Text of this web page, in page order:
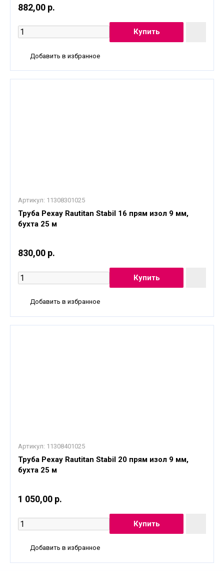
882,00 р.
Добавить в избранное
Артикул: 11308301025
Труба Рехау Rautitan Stabil 16 прям изол 9 мм,
бухта 25 м
830,00 р.
Добавить в избранное
Артикул: 11308401025
Труба Рехау Rautitan Stabil 20 прям изол 9 мм,
бухта 25 м
1 050,00 р.
Добавить в избранное